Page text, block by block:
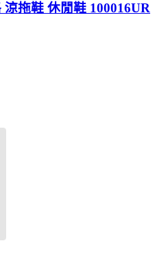
拖鞋 休閒鞋 100016UR